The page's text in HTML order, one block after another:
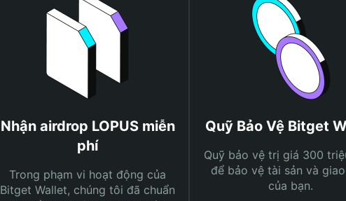
Nhận airdrop LOPUS miễn
phí
Trong phạm vi hoạt động của
Bitget Wallet, chúng tôi đã chuẩn
Quỹ Bảo Vệ Bitget
Quỹ bảo vệ trị giá 300
để bảo vệ tài sản và
của bạn.